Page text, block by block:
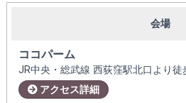
会場
ココパーム
JR中央・総武線 西荻窪駅北口より徒
アクセス詳細